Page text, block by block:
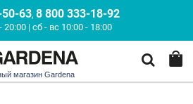
63, 8 800 333-18-92
20:00 | сб - вс 10:00 - 18:00
магазин Gardena